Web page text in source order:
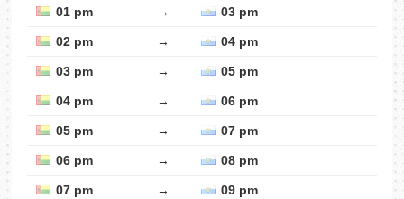
01 pm → 03 pm
02 pm → 04 pm
03 pm → 05 pm
04 pm → 06 pm
05 pm → 07 pm
06 pm → 08 pm
07 pm → 09 pm